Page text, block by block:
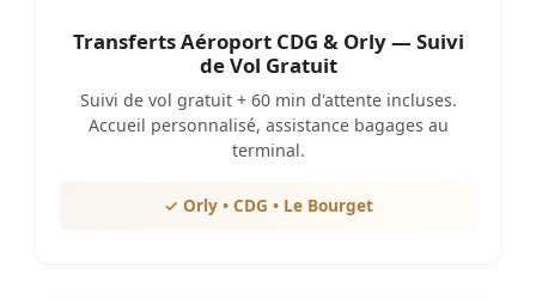
Transferts Aéroport CDG & Orly — Suivi
de Vol Gratuit
Suivi de vol gratuit + 60 min d'attente incluses.
Accueil personnalisé, assistance bagages au
terminal.
✓ Orly • CDG • Le Bourget